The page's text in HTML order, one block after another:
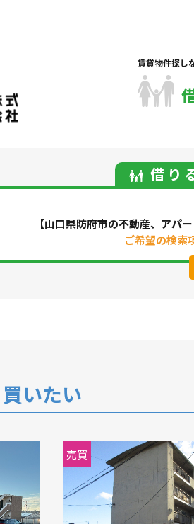
賃貸物件探し
借り
【山口県防府市の不動産、アパ
ご希望の検索
マンシ
いたい
売買